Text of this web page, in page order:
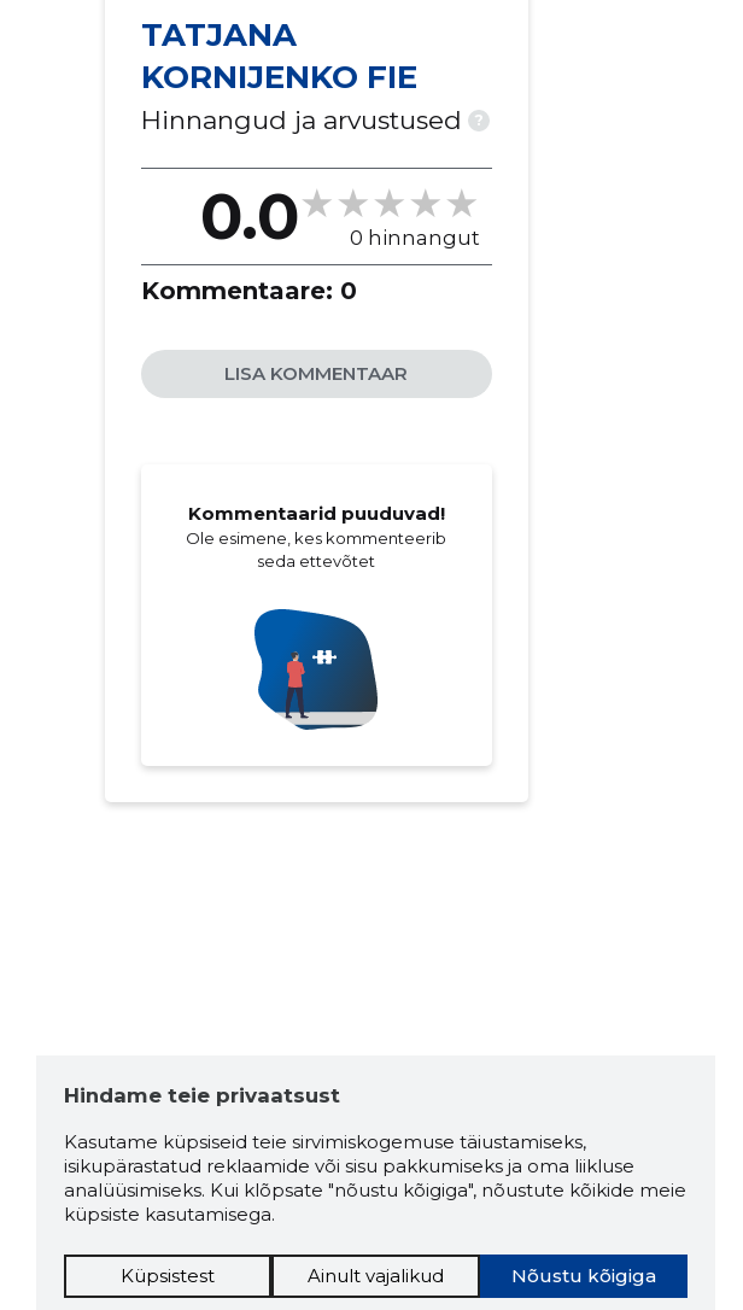
TATJANA
KORNIJENKO FIE
Hinnangud ja arvustused ?
0.0 0 hinnangut
Kommentaare: 0
LISA KOMMENTAAR
Kommentaarid puuduvad!
Ole esimene, kes kommenteerib
seda ettevõtet
Hindame teie privaatsust
Kasutame küpsiseid teie sirvimiskogemuse täiustamiseks,
isikupärastatud reklaamide või sisu pakkumiseks ja oma liikluse
analüüsimiseks. Kui klõpsate "nõustu kõigiga", nõustute kõikide meie
küpsiste kasutamisega.
Nõustu kõigiga
Küpsistest Ainult vajalikud